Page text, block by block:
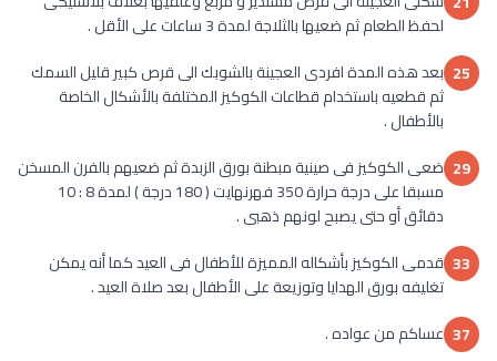
لحفظ الطعام ثم ضعيها بالثلاجة لمدة 3 ساعات على الأقل .
25 بعد هذه المدة افردى العجينة بالشوبك الى قرص كبير قليل السمك
ثم قطعيه باستخدام قطاعات الكوكيز المختلفة بالأشكال الخاصة
بالأطفال .
29 ضعى الكوكيز فى صينية مبطنة بورق الزبدة ثم ضعيهم بالفرن المسخن
مسبقا على درجة حرارة 350 فهرنهايت ( 180 درجة ) لمدة 8 : 10
دقائق أو حتى يصبح لونهم ذهبى .
33 قدمى الكوكيز بأشكاله المميزة للأطفال فى العيد كما أنه يمكن
تغليفه بورق الهدايا وتوزيعة على الأطفال بعد صلاة العيد .
37 عساكم من عواده .